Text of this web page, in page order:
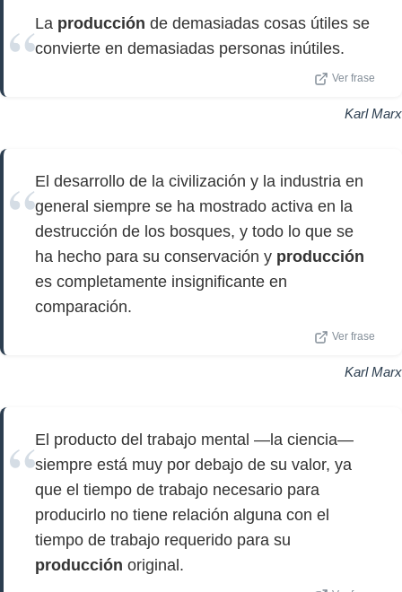
La producción de demasiadas cosas útiles se
convierte en demasiadas personas inútiles.
Ver frase
Karl Marx
El desarrollo de la civilización y la industria en
general siempre se ha mostrado activa en la
destrucción de los bosques, y todo lo que se
ha hecho para su conservación y producción
es completamente insignificante en
comparación.
Ver frase
Karl Marx
El producto del trabajo mental —la ciencia—
siempre está muy por debajo de su valor, ya
que el tiempo de trabajo necesario para
producirlo no tiene relación alguna con el
tiempo de trabajo requerido para su
producción original.